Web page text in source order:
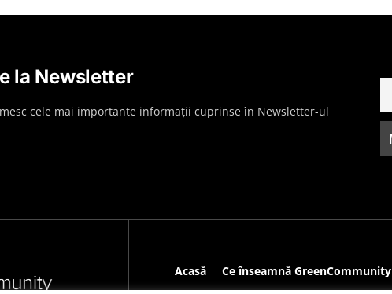
la Newsletter
cele mai importante informații cuprinse în Newsletter-ul
Acasă Ce înseamnă GreenCommunity